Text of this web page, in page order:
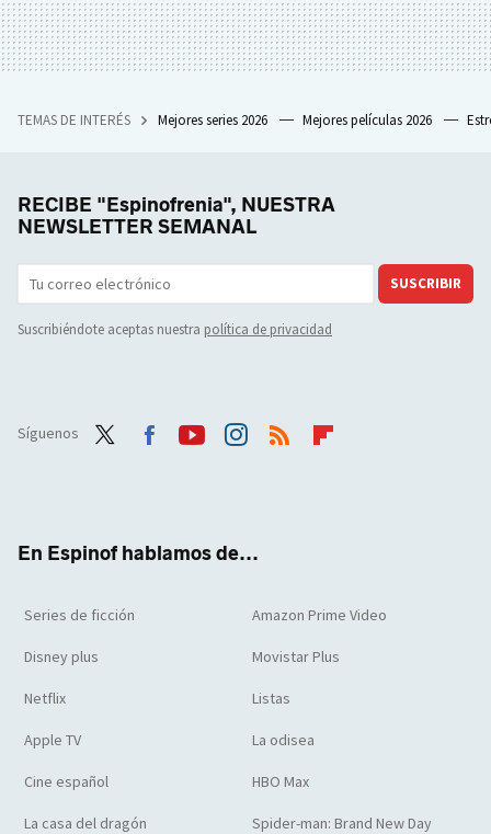
TEMAS DE INTERÉS Mejores series 2026 Mejores películas 2026
RECIBE "Espinofrenia", NUESTRA
NEWSLETTER SEMANAL
SUSCRIBIR
Suscribiéndote aceptas nuestra política de privacidad
Síguenos
En Espinof hablamos de...
Series de ficción Amazon Prime Video
Disney plus Movistar Plus
Netflix Listas
Apple TV La odisea
Cine español HBO Max
La casa del dragón Spider-man: Brand New Day